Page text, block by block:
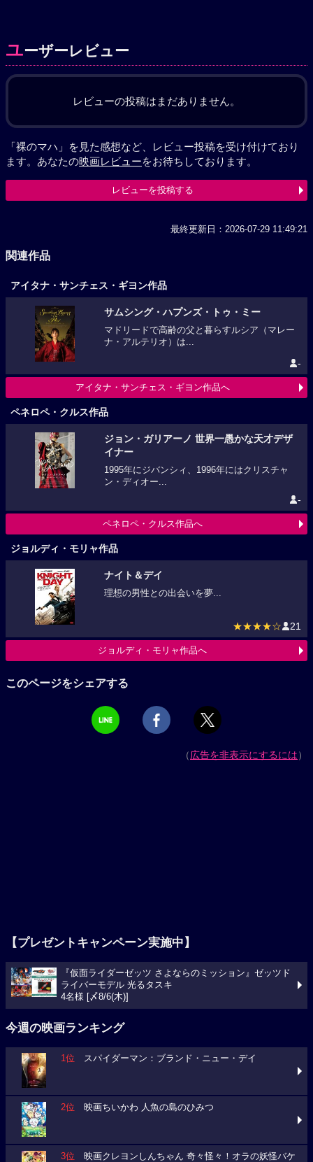
ユーザーレビュー
レビューの投稿はまだありません。
「裸のマハ」を見た感想など、レビュー投稿を受け付けており
ます。あなたの映画レビューをお待ちしております。
レビューを投稿する
最終更新日：2026-07-29 11:49:21
関連作品
アイタナ・サンチェス・ギヨン作品
サムシング・ハプンズ・トゥ・ミー
マドリードで高齢の父と暮らすルシア（マレー
ナ・アルテリオ）は...
-
アイタナ・サンチェス・ギヨン作品へ
ペネロペ・クルス作品
ジョン・ガリアーノ 世界一愚かな天才デザ
イナー
1995年にジバンシィ、1996年にはクリスチャ
ン・ディオー...
-
ペネロペ・クルス作品へ
ジョルディ・モリャ作品
ナイト＆デイ
理想の男性との出会いを夢...
★★★★☆ 21
ジョルディ・モリャ作品へ
このページをシェアする
（広告を非表示にするには）
【プレゼントキャンペーン実施中】
『仮面ライダーゼッツ さよならのミッション』ゼッツド
ライバーモデル 光るタスキ
4名様 [〆8/6(木)]
今週の映画ランキング
1位 スパイダーマン：ブランド・ニュー・デイ
2位 映画ちいかわ 人魚の島のひみつ
3位 映画クレヨンしんちゃん 奇々怪々！オラの妖怪バケ